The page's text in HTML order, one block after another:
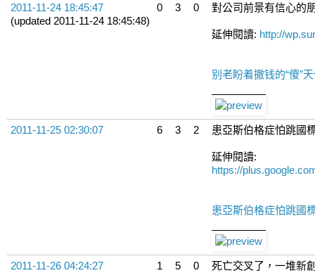
2011-11-24 18:45:47
(updated 2011-11-24 18:45:48)
0 3 0 對公司前景有信心的
延伸閱讀: http://
别老盼着撒钱的“傻”
2011-11-25 02:30:07 6 3 2 患亞斯伯格症怕跳國
延伸閱讀:
https://
患亞斯伯格症怕跳國
2011-11-26 04:24:27 1 5 0 死亡交叉了，一堆新